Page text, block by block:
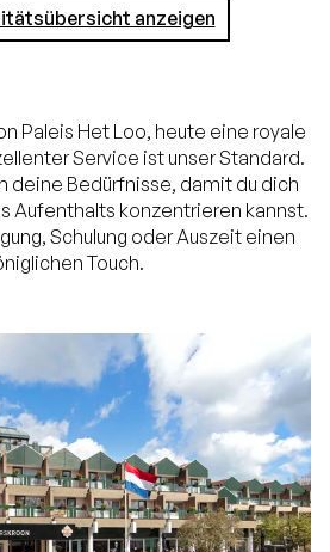
anzeigen
Paleis Het Loo, heute eine royale
Service ist unser Standard.
deine Bedürfnisse, damit du dich
Aufenthalts konzentrieren kannst.
Schulung oder Auszeit einen
Touch.